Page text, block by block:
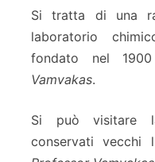
Si tratta di una
laboratorio
fondato nel
Vamvakas.
Si può visitare
conservati